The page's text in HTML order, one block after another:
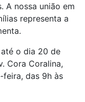
A nossa união em
representa a
o dia 20 de
Cora Coralina,
feira, das 9h às